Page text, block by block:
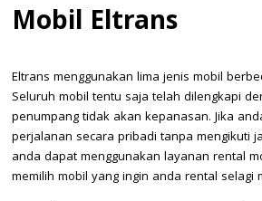
Mobil Eltrans
Eltrans menggunakan lima jenis mobil
Seluruh mobil tentu saja telah dilengkapi
penumpang tidak akan kepanasan. Jika
perjalanan secara pribadi tanpa mengikuti
anda dapat menggunakan layanan rental
memilih mobil yang ingin anda rental selagi